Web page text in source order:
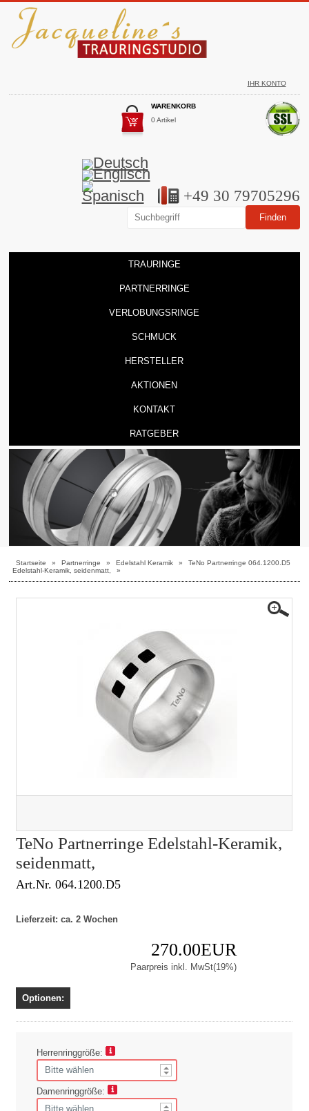
IHR KONTO
WARENKORB
0 Artikel
+49 30 79705296
TRAURINGE
PARTNERRINGE
VERLOBUNGSRINGE
SCHMUCK
HERSTELLER
AKTIONEN
KONTAKT
RATGEBER
Startseite » Partnerringe » Edelstahl Keramik »
TeNo Partnerringe 064.1200.D5
Edelstahl-Keramik, seidenmatt,
»
TeNo Partnerringe Edelstahl-Keramik,
seidenmatt,
Art.Nr. 064.1200.D5
Lieferzeit: ca. 2 Wochen
270.00EUR
Paarpreis inkl. MwSt(19%)
Optionen:
Herrenringgröße:
Damenringgröße: